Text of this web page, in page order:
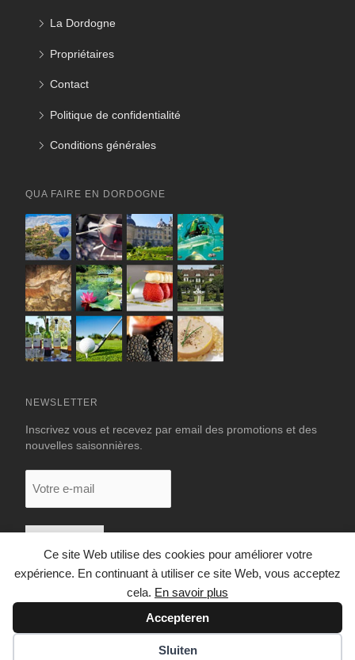
Ce site Web utilise des cookies pour améliorer votre
expérience. En continuant à utiliser ce site Web, vous acceptez
cela. En savoir plus
Accepteren
Sluiten
La Dordogne
Propriétaires
Contact
Politique de confidentialité
Conditions générales
QUA FAIRE EN DORDOGNE
NEWSLETTER
Inscrivez vous et recevez par email des promotions et des
nouvelles saisonnières.